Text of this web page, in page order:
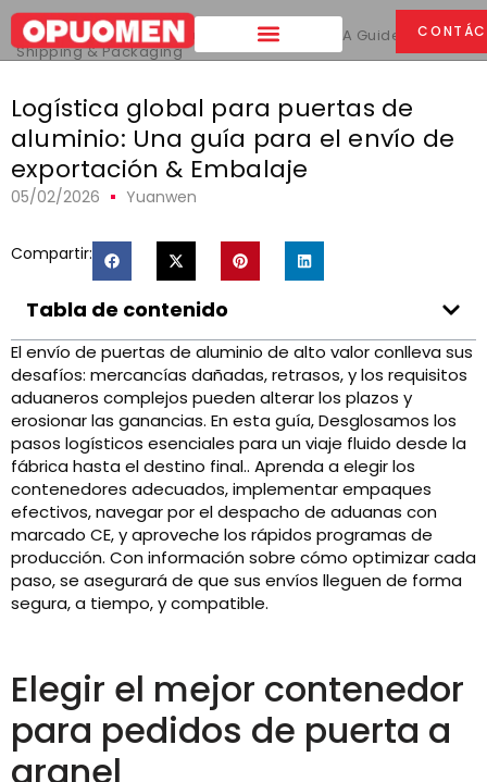
Hogar >
Logística global para puertas de aluminio: A Guide to Export
Shipping & Packaging
Logística global para puertas de
aluminio: Una guía para el envío de
exportación & Embalaje
05/02/2026 Yuanwen
Compartir:
Tabla de contenido
El envío de puertas de aluminio de alto valor conlleva sus
desafíos: mercancías dañadas, retrasos, y los requisitos
aduaneros complejos pueden alterar los plazos y
erosionar las ganancias. En esta guía, Desglosamos los
pasos logísticos esenciales para un viaje fluido desde la
fábrica hasta el destino final.. Aprenda a elegir los
contenedores adecuados, implementar empaques
efectivos, navegar por el despacho de aduanas con
marcado CE, y aproveche los rápidos programas de
producción. Con información sobre cómo optimizar cada
paso, se asegurará de que sus envíos lleguen de forma
segura, a tiempo, y compatible.
Elegir el mejor contenedor
para pedidos de puerta a
granel